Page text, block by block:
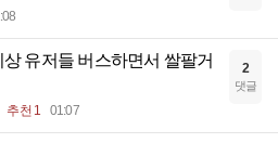
유저들 버스하면서 쌀팔거
추천 1 01:07
2
댓글